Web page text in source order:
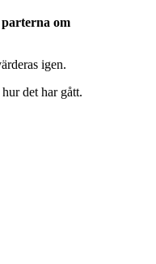
om
igen.
det har gått.